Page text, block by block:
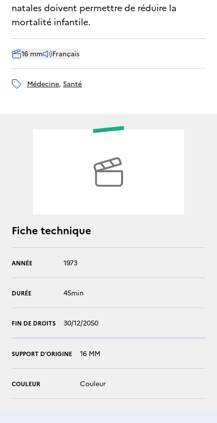
natales doivent permettre de réduire la
mortalité infantile.
16 mm Français
médecine, santé
Fiche technique
ANNÉE 1973
DURÉE 45min
FIN DE DROITS 30/12/2050
SUPPORT D'ORIGINE 16 MM
COULEUR Couleur